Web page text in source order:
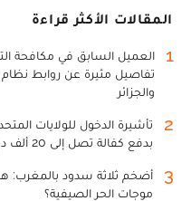
المقالات الأكثر قراءة
1
العميل السابق في مكافحة
تفاصيل مثيرة عن روابط نظام
والجزائر
2
بدفع كفالة تصل إلى 20 ألف دولار
3
أضخم ثلاثة سدود
موجات الحر الصيفية؟